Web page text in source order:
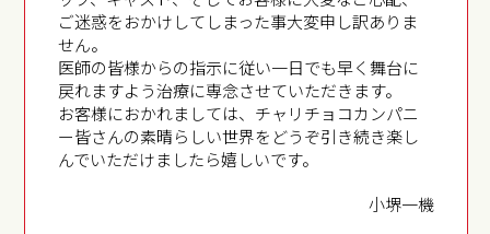
ご迷惑をおかけしてしまった事大変申し訳ありま
せん。
医師の皆様からの指示に従い一日でも早く舞台に
戻れますよう治療に専念させていただきます。
お客様におかれましては、チャリチョコカンパニ
ー皆さんの素晴らしい世界をどうぞ引き続き楽し
んでいただけましたら嬉しいです。
小堺一機